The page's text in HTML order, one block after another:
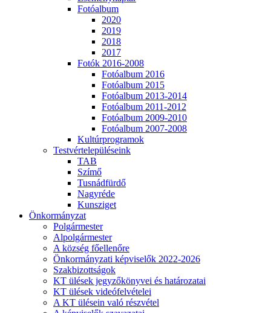
Fotóalbum
2020
2019
2018
2017
Fotók 2016-2008
Fotóalbum 2016
Fotóalbum 2015
Fotóalbum 2013-2014
Fotóalbum 2011-2012
Fotóalbum 2009-2010
Fotóalbum 2007-2008
Kultúrprogramok
Testvértelepüléseink
TAB
Szímő
Tusnádfürdő
Nagyréde
Kunsziget
Önkormányzat
Polgármester
Alpolgármester
A község főellenőre
Önkormányzati képviselők 2022-2026
Szakbizottságok
KT ülések jegyzőkönyvei és határozatai
KT ülések videófelvételei
A KT ülésein való részvétel